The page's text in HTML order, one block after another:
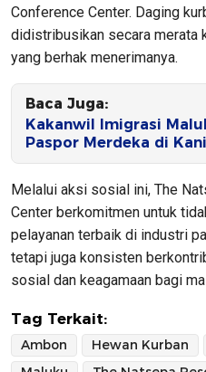
Conference Center. Daging
didistribusikan secara merata
yang berhak menerimanya.
Baca Juga:
Kakanwil Imigrasi
Paspor Merdeka di
​Melalui aksi sosial ini, The
Center berkomitmen untuk
pelayanan terbaik di industri
tetapi juga konsisten
sosial dan keagamaan bagi
Tag Terkait:
Ambon Hewan Kurban